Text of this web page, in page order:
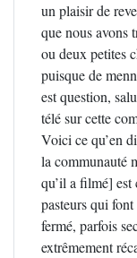
un plaisir de
que nous avons
ou deux petites
puisque de
est question,
télé sur cette
Voici ce qu’en
la communauté
qu’il a filmé]
pasteurs qui
fermé, parfois
extrêmement